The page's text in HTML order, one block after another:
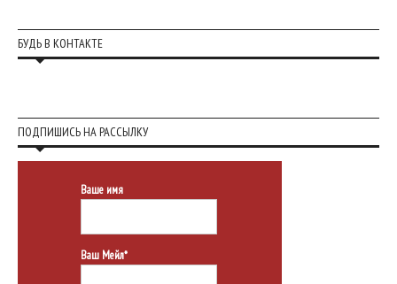
БУДЬ В КОНТАКТЕ
ПОДПИШИСЬ НА РАССЫЛКУ
Ваше имя
Ваш Мейл*